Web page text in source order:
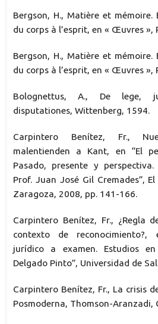
Bergson, H., Matière et
du corps à l’esprit, en « Œuvres »,
Bergson, H., Matière et
du corps à l’esprit, en « Œuvres »,
Bolognettus, A., De lege,
disputationes, Wittenberg, 1594.
Carpintero Benítez, Fr.,
malentienden a Kant, en “El
Pasado, presente y
Prof. Juan José Gil Cremades”,
Zaragoza, 2008, pp. 141-166.
Carpintero Benítez, Fr., ¿Regla
contexto de reconocimiento?,
jurídico a examen. Estudios
Delgado Pinto”, Universidad de
Carpintero Benítez, Fr., La crisis
Posmoderna, Thomson-Aranzadi,